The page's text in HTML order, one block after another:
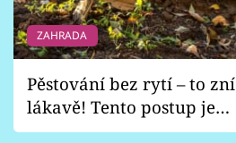
ZAHRADA
Pěstování bez rytí – to zní
lákavě! Tento postup je
vhodný jen pro některé